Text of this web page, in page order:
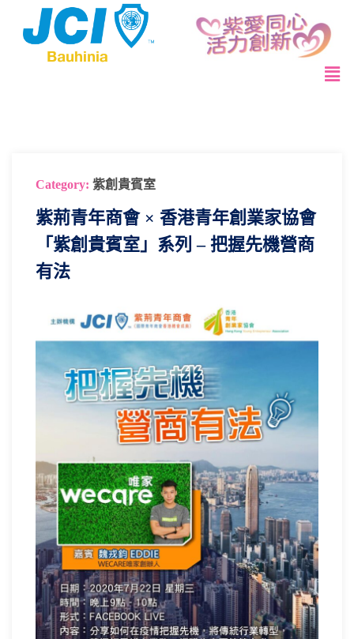
Category: 紫創貴賓室
紫荊青年商會 × 香港青年創業家協會
「紫創貴賓室」系列 – 把握先機營商
有法